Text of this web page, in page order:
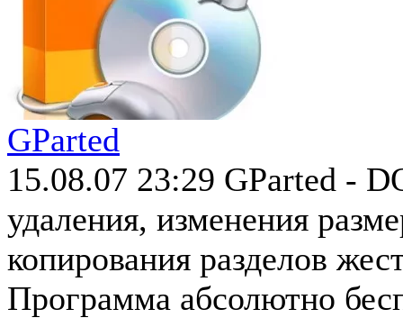
GParted
15.08.07 23:29 GParted -
удаления, изменения
копирования разделов
Программа абсолютно